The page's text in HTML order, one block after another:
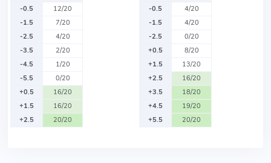
-0.5
12/20
-1.5
7/20
-2.5
4/20
-3.5
2/20
-4.5
1/20
-5.5
0/20
+0.5
16/20
+1.5
16/20
+2.5
20/20
-0.5
4/20
-1.5
4/20
-2.5
0/20
+0.5
8/20
+1.5
13/20
+2.5
16/20
+3.5
18/20
+4.5
19/20
+5.5
20/20